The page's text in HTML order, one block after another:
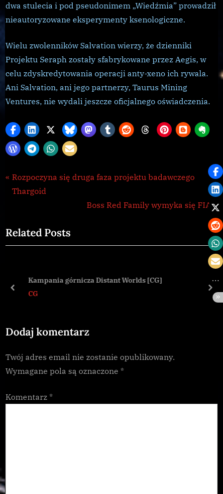
dwa stulecia i pod pseudonimem „Wiedźmia” prowadził
nieautoryzowane eksperymenty ksenologiczne.
Wielu zwolenników Salvation wierzy, że dzienniki
Projektu Seraph zostały sfabrykowane przez Aegis, w
celu zdyskredytowania operacji anty-xeno ich rywala.
Ani Salvation, ani jego partnerzy, Taurus Mining
Ventures, nie wydali jeszcze oficjalnego oświadczenia.
Galnet
Nawigacja
wpisu
P
r
i
o
P
t
Rozpoczyna się druga faza projektu badawczego
Thargoid
N
t
Boss Red Family wymyka się FIA
Related Posts
Kampania górnicza Distant Worlds [CG]
CG
prev
Dodaj komentarz
Twój adres email nie zostanie opublikowany.
Wymagane pola są oznaczone *
Komentarz *